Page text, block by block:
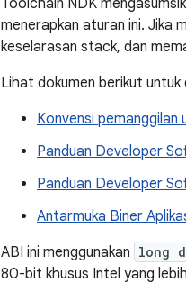
Toolchain NDK
menerapkan aturan ini. Jika
keselarasan stack, dan
Lihat dokumen berikut untuk
Konvensi
Panduan Developer
Panduan Developer
Antarmuka Biner
ABI ini menggunakan long
80-bit khusus Intel yang